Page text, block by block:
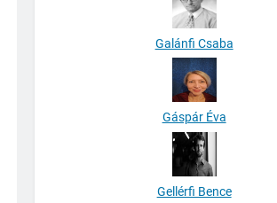
Galánfi Csaba
Gáspár Éva
Gellérfi Bence